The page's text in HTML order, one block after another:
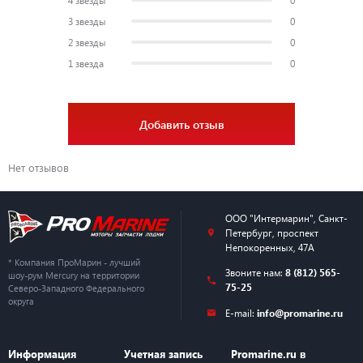
3 звезды
0
2 звезды
0
1 звезда
0
Добавить отзыв
Нет отзывов
* Компания ПроМарин - лучший
шоу-рум Mercury на территории
Северо-Западного Федерального
округа
ООО "Интермарин" Санкт-
Петербург, проспект
Непокоренных, 47А
Звоните нам: 8 (812) 565-
75-25
E-mail: info@promarine.ru
Информация Учетная запись
Promarine.ru в